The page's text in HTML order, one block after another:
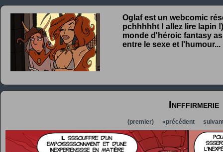
Oglaf est un webcomic
pchhhhht ! allez lire lapin
monde d'héroic fantasy
entre le sexe et l'humour...
Infffirmerie
(premier) «précédent